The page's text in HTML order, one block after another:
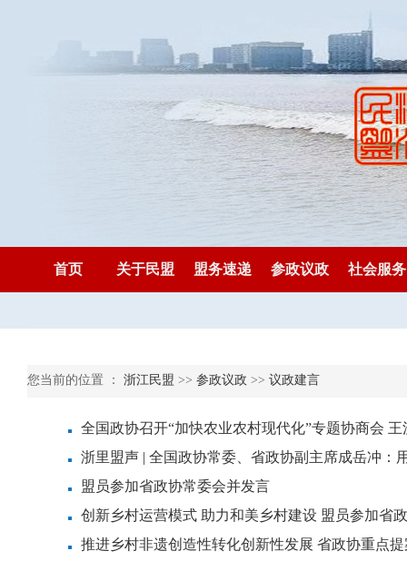
首页 关于民盟 盟务速递 参政议政 社会服务
您当前的位置 ： 浙江民盟 >> 参政议政 >> 议政建言
全国政协召开“加快农业农村现代化”专题协商会
浙里盟声 | 全国政协常委、省政协副主席成岳冲：
景
盟员参加省政协常委会并发言
创新乡村运营模式 助力和美乡村建设 盟员参加省
推进乡村非遗创造性转化创新性发展 省政协重点